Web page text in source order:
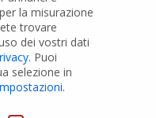
la misurazione
trovare
dei vostri dati
. Puoi
selezione in
.